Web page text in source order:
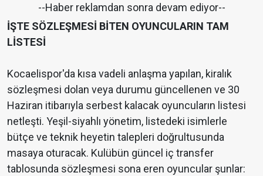
--Haber reklamdan sonra devam ediyor--
İŞTE SÖZLEŞMESİ BİTEN OYUNCULARIN TAM
LİSTESİ
Kocaelispor'da kısa vadeli anlaşma yapılan, kiralık
sözleşmesi dolan veya durumu güncellenen ve 30
Haziran itibarıyla serbest kalacak oyuncuların listesi
netleşti. Yeşil-siyahlı yönetim, listedeki isimlerle
bütçe ve teknik heyetin talepleri doğrultusunda
masaya oturacak. Kulübün güncel iç transfer
tablosunda sözleşmesi sona eren oyuncular şunlar: